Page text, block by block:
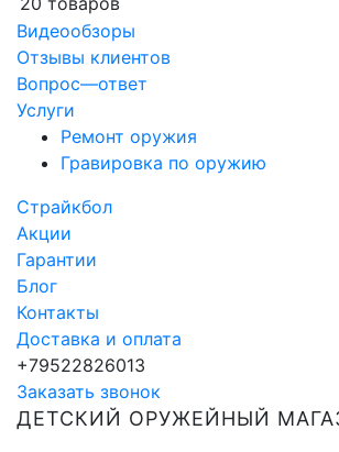
Видеообзоры
Отзывы клиентов
Вопрос—ответ
Услуги
Ремонт оружия
Гравировка по оружию
Страйкбол
Акции
Гарантии
Блог
Контакты
Доставка и оплата
+79522826013
Заказать звонок
ДЕТСКИЙ ОРУЖЕЙНЫЙ